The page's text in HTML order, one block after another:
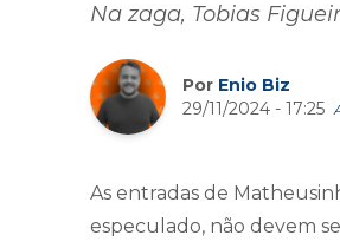
Na zaga, Tobias
Por Enio Biz
29/11/2024 - 17:25
As entradas de
especulado, não devem